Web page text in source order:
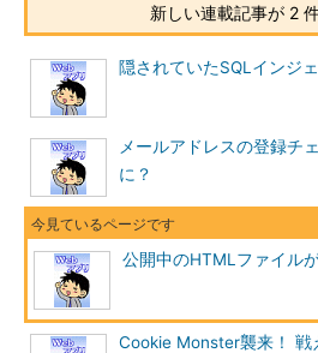
新しい連載記事が 2
隠されていたSQLインジ
メールアドレスの登録チ
に？
公開中のHTMLファイル
Cookie Monster襲来！ 戦